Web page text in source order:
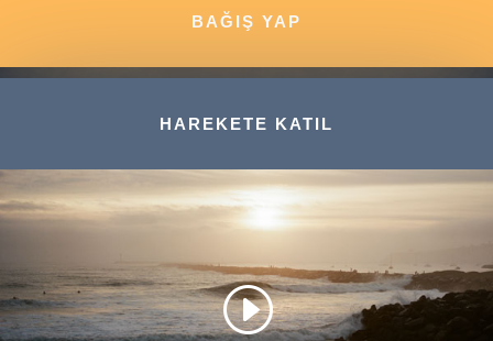
BAĞIŞ YAP
HAREKETE KATIL